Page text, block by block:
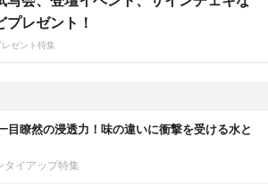
プレゼント！
レゼント特集
目瞭然の浸透力！味の違いに衝撃を受ける水と
タイアップ特集